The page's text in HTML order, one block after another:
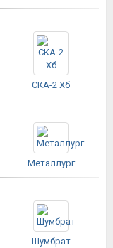
СКА-2 Хб
Металлург
Шумбрат